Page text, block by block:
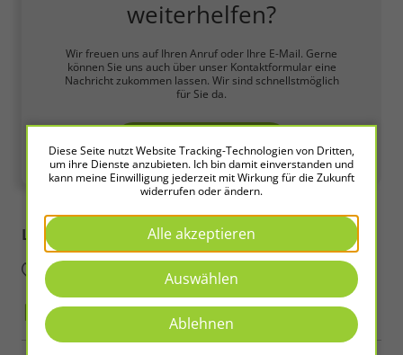
weiterhelfen?
Wir freuen uns auf Ihren Anruf oder Ihre E-Mail. Gerne
können Sie uns auch über unser Kontaktformular eine
Nachricht zukommen lassen. Wir sind schnellstmöglich
für Sie da.
LED2WORK Intelligence in Light
Diese Seite nutzt Website Tracking-Technologien von Dritten,
um ihre Dienste anzubieten. Ich bin damit einverstanden und
kann meine Einwilligung jederzeit mit Wirkung für die Zukunft
widerrufen oder ändern.
Alle akzeptieren
Auswählen
Ablehnen